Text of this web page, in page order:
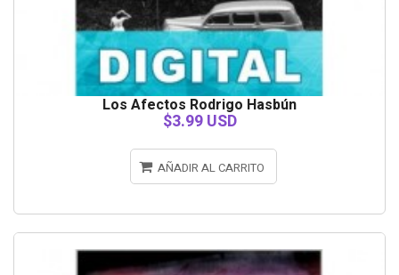
Los Afectos Rodrigo Hasbún
$3.99 USD
AÑADIR AL CARRITO